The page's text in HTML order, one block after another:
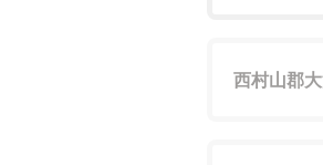
西村山郡